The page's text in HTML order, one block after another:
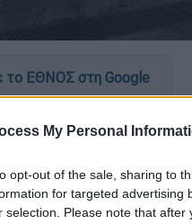
My Personal
opt-out of the sale, sharing to
for targeted advertising
selection. Please note that
το ΕΘΝΟΣ στη Google
τα
τουπουργείο
αφού